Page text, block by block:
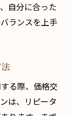
自分に合った
ランスを上手
る際、価格交
は、リピータ